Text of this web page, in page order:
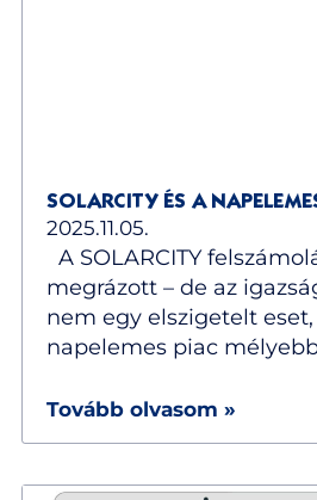
SOLARCITY ÉS A
2025.11.05.
A SOLARCITY
megrázott – de az
nem egy elszigetelt
napelemes piac
Tovább olvasom »